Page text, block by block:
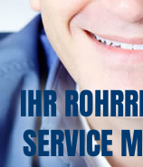
IHR
SERVICE